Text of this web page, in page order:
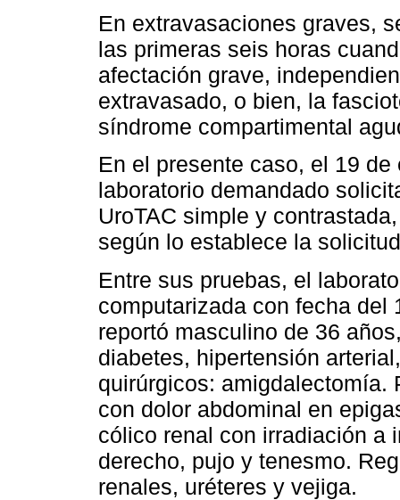
En extravasaciones graves,
las primeras seis horas
afectación grave,
extravasado, o bien, la
síndrome compartimental
En el presente caso, el 19
laboratorio demandado
UroTAC simple y
según lo establece la
Entre sus pruebas, el
computarizada con fecha del
reportó masculino de 36
diabetes, hipertensión
quirúrgicos: amigdalectomía.
con dolor abdominal en
cólico renal con irradiación a
derecho, pujo y tenesmo.
renales, uréteres y vejiga.